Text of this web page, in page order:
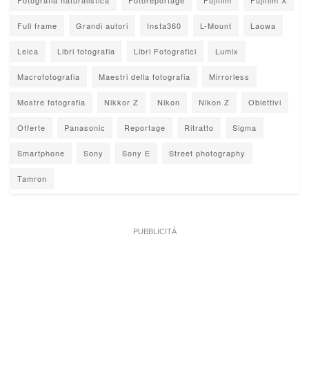
Full frame Grandi autori Insta360 L-Mount Laowa
Leica Libri fotografia Libri Fotografici Lumix
Macrofotografia Maestri della fotografia Mirrorless
Mostre fotografia Nikkor Z Nikon Nikon Z Obiettivi
Offerte Panasonic Reportage Ritratto Sigma
Smartphone Sony Sony E Street photography
Tamron
PUBBLICITÀ